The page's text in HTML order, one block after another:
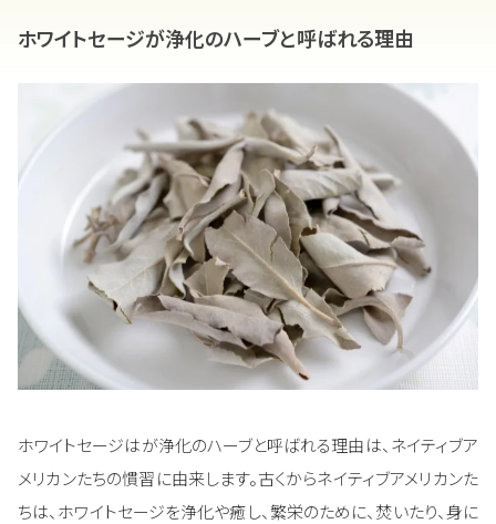
ホワイトセージが浄化のハーブと呼ばれる理由
ホワイトセージはが浄化のハーブと呼ばれる理由は、ネイティブア
メリカンたちの慣習に由来します。古くからネイティブアメリカンた
ちは、ホワイトセージを浄化や癒し、繁栄のために、焚いたり、身に